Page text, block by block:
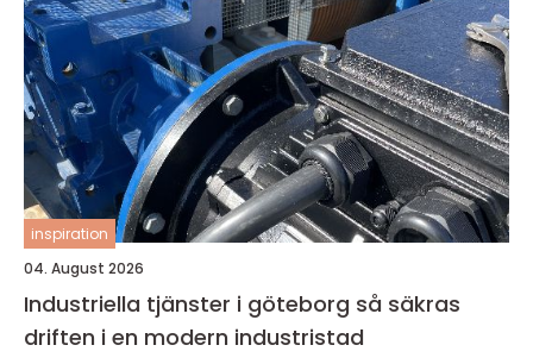
inspiration
04. August 2026
Industriella tjänster i göteborg så säkras
driften i en modern industristad